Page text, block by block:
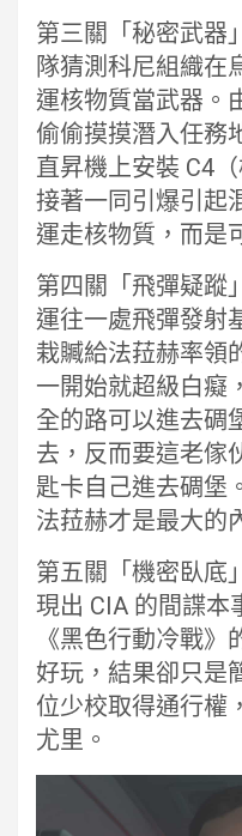
第三關「秘密武器
隊猜測科尼組織在
運核物質當武器。
偷偷摸摸潛入任務
直昇機上安裝 C4
接著一同引爆引起
運走核物質，而是
第四關「飛彈疑蹤
運往一處飛彈發射
栽贓給法菈赫率領
一開始就超級白癡
全的路可以進去碉
去，反而要這老傢
匙卡自己進去碉堡
法菈赫才是最大的
第五關「機密臥底
現出 CIA 的間諜本
《黑色行動冷戰
好玩，結果卻只是
位少校取得通行權
尤里。